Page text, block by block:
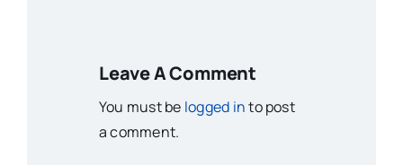
Leave A Comment
You must be logged into post
a comment.